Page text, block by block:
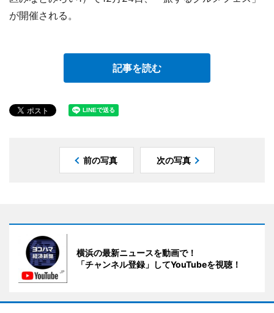
が開催される。
記事を読む
前の写真 次の写真
横浜の最新ニュースを動画で！
「チャンネル登録」してYouTubeを視聴！